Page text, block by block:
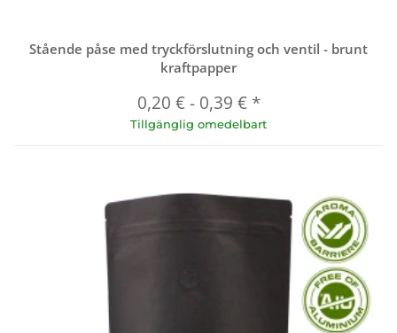
Stående påse med tryckförslutning och ventil - brunt
kraftpapper
0,20 €- 0,39 € *
Tillgänglig omedelbart